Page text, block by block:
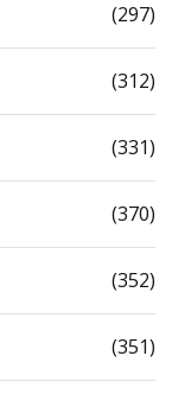
(297)
(312)
(331)
(370)
(352)
(351)